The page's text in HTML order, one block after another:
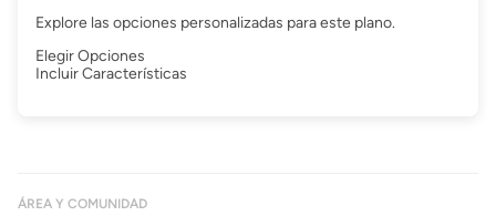
Explore las opciones personalizadas para este plano.
Elegir Opciones
Incluir Características
ÁREA Y COMUNIDAD